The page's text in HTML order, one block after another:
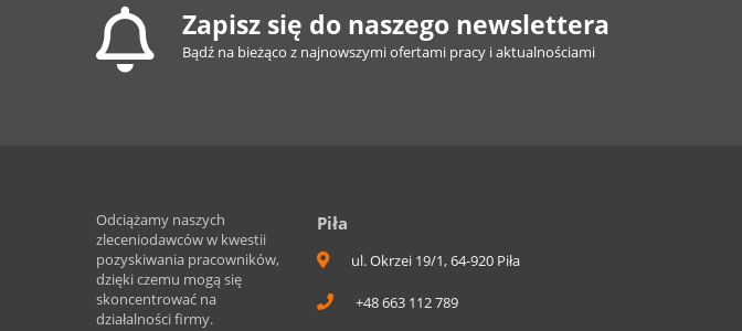
Zapisz się do naszego newslettera
Bądź na bieżąco z najnowszymi ofertami pracy i aktualnościami
Odciążamy naszych
zleceniodawców w kwestii
pozyskiwania pracowników,
dzięki czemu mogą się
skoncentrować na
działalności firmy.
Piła
ul. Okrzei 19/1, 64-920 Piła
+48 663 112 789